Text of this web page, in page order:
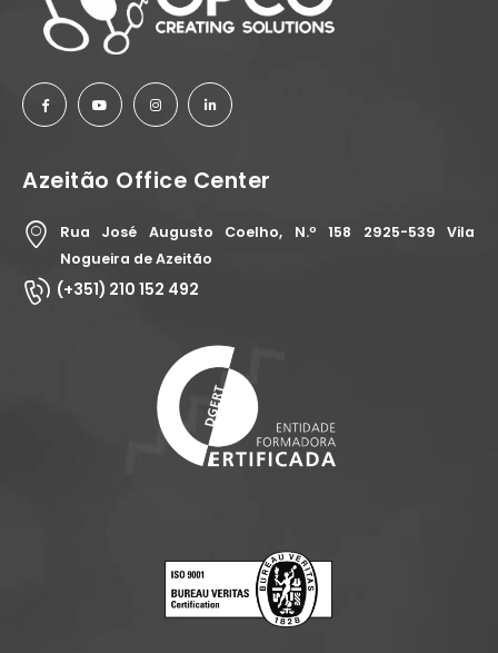
Azeitão Office Center
Rua José Augusto Coelho, N.º 158 2925-539 Vila
Nogueira de Azeitão
(+351) 210 152 492